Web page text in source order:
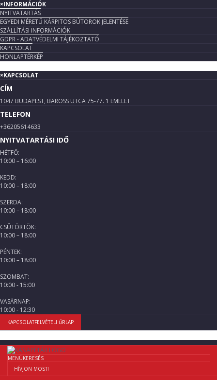
×INFORMÁCIÓK
NYITVATARTÁS
EGYEDI MÉRETŰ KÁRPITOS BÚTOROK JELENTÉSE
SZÁLLÍTÁSI INFORMÁCIÓK
GDPR - ADATVÉDELMI TÁJÉKOZTATÓ
KAPCSOLAT
HONLAPTÉRKÉP
×KAPCSOLAT
CÍM
1047 BUDAPEST, BAROSS UTCA 75-77. 1 EMELET
TELEFON
+36205614633
NYITVATARTÁSI IDŐ
HÉTFŐ:
10:00 – 16:00
KEDD:
10:00 – 18:00
SZERDA:
10:00 – 18:00
CSÜTÖRTÖK:
10:00 – 18:00
PÉNTEK:
10:00 – 18:00
SZOMBAT:
10:00 - 15:00
VASÁRNAP:
10:00 - 12:30
KAPCSOLATFELVÉTELI ŰRLAP
MENÜKERESÉS
HÍVJON MOST!